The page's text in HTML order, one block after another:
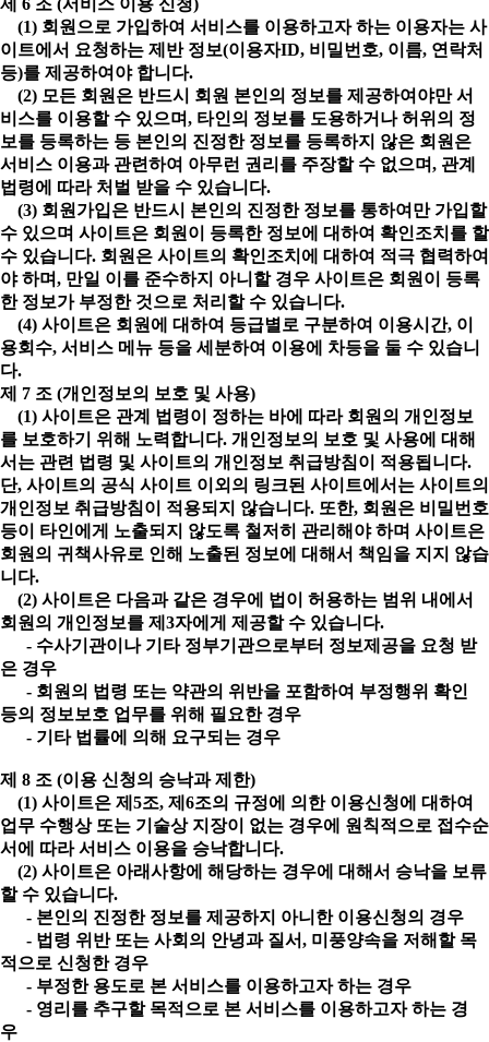
제 6 조 (서비스 이용 신청)
(1) 회원으로 가입하여 서비스를 이용하고자 하는 이용자는 사
이트에서 요청하는 제반 정보(이용자ID, 비밀번호, 이름, 연락처
등)를 제공하여야 합니다.
(2) 모든 회원은 반드시 회원 본인의 정보를 제공하여야만 서
비스를 이용할 수 있으며, 타인의 정보를 도용하거나 허위의 정
보를 등록하는 등 본인의 진정한 정보를 등록하지 않은 회원은
서비스 이용과 관련하여 아무런 권리를 주장할 수 없으며, 관계
법령에 따라 처벌 받을 수 있습니다.
(3) 회원가입은 반드시 본인의 진정한 정보를 통하여만 가입할
수 있으며 사이트은 회원이 등록한 정보에 대하여 확인조치를 할
수 있습니다. 회원은 사이트의 확인조치에 대하여 적극 협력하여
야 하며, 만일 이를 준수하지 아니할 경우 사이트은 회원이 등록
한 정보가 부정한 것으로 처리할 수 있습니다.
(4) 사이트은 회원에 대하여 등급별로 구분하여 이용시간, 이
용회수, 서비스 메뉴 등을 세분하여 이용에 차등을 둘 수 있습니
다.
제 7 조 (개인정보의 보호 및 사용)
(1) 사이트은 관계 법령이 정하는 바에 따라 회원의 개인정보
를 보호하기 위해 노력합니다. 개인정보의 보호 및 사용에 대해
서는 관련 법령 및 사이트의 개인정보 취급방침이 적용됩니다.
단, 사이트의 공식 사이트 이외의 링크된 사이트에서는 사이트의
개인정보 취급방침이 적용되지 않습니다. 또한, 회원은 비밀번호
등이 타인에게 노출되지 않도록 철저히 관리해야 하며 사이트은
회원의 귀책사유로 인해 노출된 정보에 대해서 책임을 지지 않습
니다.
(2) 사이트은 다음과 같은 경우에 법이 허용하는 범위 내에서
회원의 개인정보를 제3자에게 제공할 수 있습니다.
- 수사기관이나 기타 정부기관으로부터 정보제공을 요청 받
은 경우
- 회원의 법령 또는 약관의 위반을 포함하여 부정행위 확인
등의 정보보호 업무를 위해 필요한 경우
- 기타 법률에 의해 요구되는 경우
제 8 조 (이용 신청의 승낙과 제한)
(1) 사이트은 제5조, 제6조의 규정에 의한 이용신청에 대하여
업무 수행상 또는 기술상 지장이 없는 경우에 원칙적으로 접수순
서에 따라 서비스 이용을 승낙합니다.
(2) 사이트은 아래사항에 해당하는 경우에 대해서 승낙을 보류
할 수 있습니다.
- 본인의 진정한 정보를 제공하지 아니한 이용신청의 경우
- 법령 위반 또는 사회의 안녕과 질서, 미풍양속을 저해할 목
적으로 신청한 경우
- 부정한 용도로 본 서비스를 이용하고자 하는 경우
- 영리를 추구할 목적으로 본 서비스를 이용하고자 하는 경
우